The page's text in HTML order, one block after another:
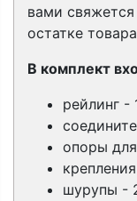
вами
остатке
В комплект
рейлинг -
опоры
шурупы -